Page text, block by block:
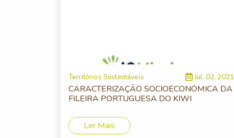
Territórios Sustentáveis Jul. 02, 2021
CARACTERIZAÇÃO SOCIOECONÓMICA DA
FILEIRA PORTUGUESA DO KIWI
Ler Mais